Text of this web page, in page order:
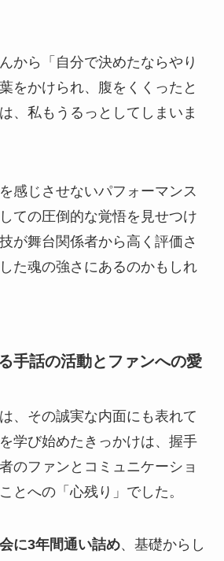
から「自分で決めたならやり
をかけられ、腹をくくったと
、私もうるっとしてしまいま
感じさせないパフォーマンス
ての圧倒的な覚悟を見せつけ
が舞台関係者から高く評価さ
た魂の強さにあるのかもしれ
手話の活動とファンへの愛
、その誠実な内面にも表れて
学び始めたきっかけは、握手
のファンとコミュニケーショ
とへの「心残り」でした。
に3年間通い詰め、基礎からし